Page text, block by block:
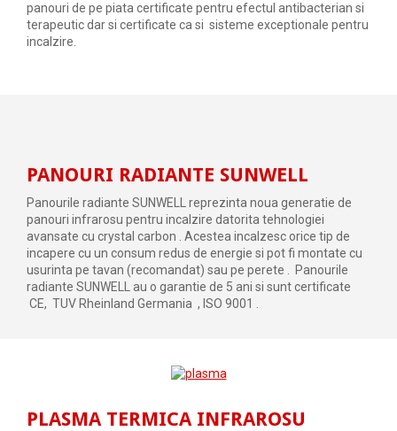
panouri de pe piata certificate pentru efectul antibacterian si
terapeutic dar si certificate ca si sisteme exceptionale pentru
incalzire.
PANOURI RADIANTE SUNWELL
Panourile radiante SUNWELL reprezinta noua generatie de
panouri infrarosu pentru incalzire datorita tehnologiei
avansate cu crystal carbon . Acestea incalzesc orice tip de
incapere cu un consum redus de energie si pot fi montate cu
usurinta pe tavan (recomandat) sau pe perete . Panourile
radiante SUNWELL au o garantie de 5 ani si sunt certificate
CE, TUV Rheinland Germania , ISO 9001 .
PLASMA TERMICA INFRAROSU